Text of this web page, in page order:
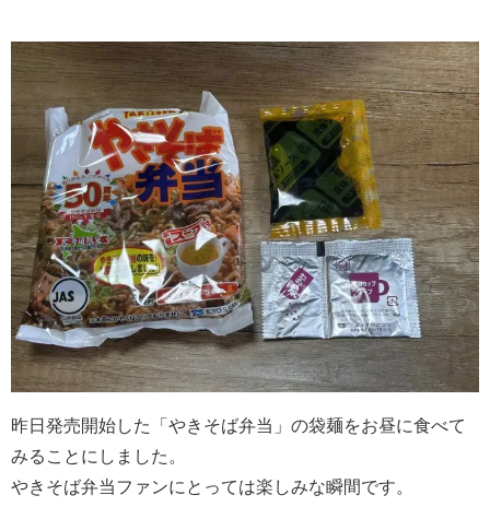
昨日発売開始した「やきそば弁当」の袋麺をお昼に食べて
みることにしました。
やきそば弁当ファンにとっては楽しみな瞬間です。